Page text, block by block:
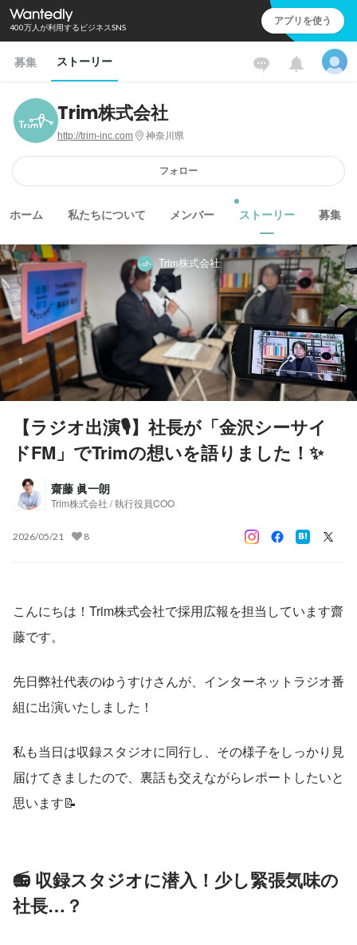
400万人が利用するビジネスSNS アプリを使う
募集 ストーリー
Trim株式会社
http://trim-inc.com 神奈川県
フォロー
ホーム 私たちについて メンバー ストーリー 募集
Trim株式会社
【ラジオ出演🎙️】社長が「金沢シーサイ
ドFM」でTrimの想いを語りました！✨
齋藤 眞一朗
Trim株式会社 / 執行役員COO
2026/05/21 8
こんにちは！Trim株式会社で採用広報を担当しています齋
藤です。
先日弊社代表のゆうすけさんが、インターネットラジオ番
組に出演いたしました！
私も当日は収録スタジオに同行し、その様子をしっかり見
届けてきましたので、裏話も交えながらレポートしたいと
思います📝
📻 収録スタジオに潜入！少し緊張気味の
社長…？